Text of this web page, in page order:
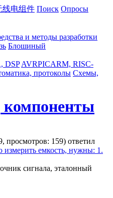
线电组件 Поиск Опросы
и методы разработки
Блошиный
DSP AVRPICARM, RISC-
протоколы Схемы,
просмотров: 159) ответил
измерить емкость, нужны: 1.
сигнала, эталонный